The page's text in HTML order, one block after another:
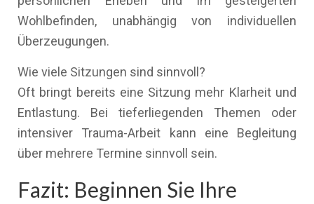
Wohlbefinden, unabhängig von individuellen
Überzeugungen.
Wie viele Sitzungen sind sinnvoll?
Oft bringt bereits eine Sitzung mehr Klarheit und
Entlastung. Bei tieferliegenden Themen oder
intensiver Trauma-Arbeit kann eine Begleitung
über mehrere Termine sinnvoll sein.
Fazit: Beginnen Sie Ihre